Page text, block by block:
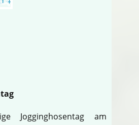
Jogginghosentag am